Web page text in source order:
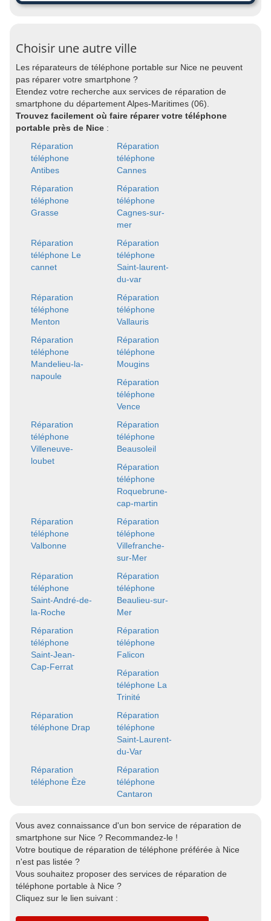
Choisir une autre ville
Les réparateurs de téléphone portable sur Nice ne peuvent
pas réparer votre smartphone ?
Etendez votre recherche aux services de réparation de
smartphone du département Alpes-Maritimes (06).
Trouvez facilement où faire réparer votre téléphone
portable près de Nice :
Réparation
téléphone
Antibes
Réparation
téléphone
Cannes
Réparation
téléphone
Grasse
Réparation
téléphone
Cagnes-sur-
mer
Réparation
téléphone Le
cannet
Réparation
téléphone
Saint-laurent-
du-var
Réparation
téléphone
Menton
Réparation
téléphone
Vallauris
Réparation
téléphone
Mandelieu-la-
napoule
Réparation
téléphone
Mougins
Réparation
téléphone
Vence
Réparation
téléphone
Villeneuve-
loubet
Réparation
téléphone
Beausoleil
Réparation
téléphone
Roquebrune-
cap-martin
Réparation
téléphone
Valbonne
Réparation
téléphone
Villefranche-
sur-Mer
Réparation
téléphone
Saint-André-de-
la-Roche
Réparation
téléphone
Beaulieu-sur-
Mer
Réparation
téléphone
Saint-Jean-
Cap-Ferrat
Réparation
téléphone
Falicon
Réparation
téléphone La
Trinité
Réparation
téléphone Drap
Réparation
téléphone
Saint-Laurent-
du-Var
Réparation
téléphone Èze
Réparation
téléphone
Cantaron
Vous avez connaissance d'un bon service de réparation de
smartphone sur Nice ? Recommandez-le !
Votre boutique de réparation de téléphone préférée à Nice
n'est pas listée ?
Vous souhaitez proposer des services de réparation de
téléphone portable à Nice ?
Cliquez sur le lien suivant :